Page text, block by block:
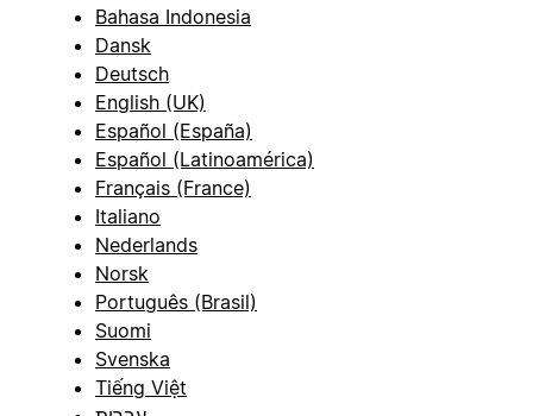
Bahasa Indonesia
Dansk
Deutsch
English (UK)
Español (España)
Español (Latinoamérica)
Français (France)
Italiano
Nederlands
Norsk
Português (Brasil)
Suomi
Svenska
Tiếng Việt